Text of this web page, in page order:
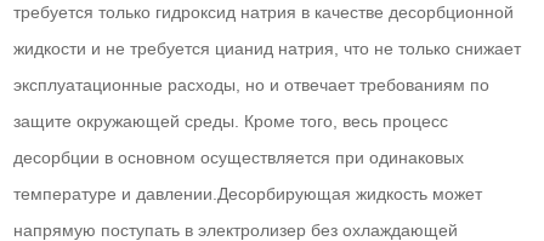
требуется только гидроксид натрия в качестве десорбционной
жидкости и не требуется цианид натрия, что не только снижает
эксплуатационные расходы, но и отвечает требованиям по
защите окружающей среды. Кроме того, весь процесс
десорбции в основном осуществляется при одинаковых
температуре и давлении.Десорбирующая жидкость может
напрямую поступать в электролизер без охлаждающей